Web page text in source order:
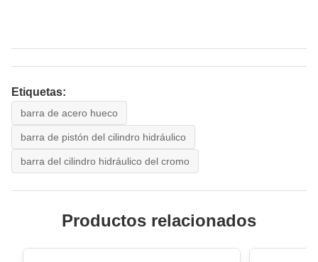
Etiquetas:
barra de acero hueco
barra de pistón del cilindro hidráulico
barra del cilindro hidráulico del cromo
Productos relacionados